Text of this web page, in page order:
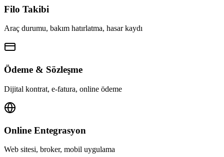
Filo Takibi
Araç durumu, bakım hatırlatma, hasar kaydı
Ödeme & Sözleşme
Dijital kontrat, e-fatura, online ödeme
Online Entegrasyon
Web sitesi, broker, mobil uygulama